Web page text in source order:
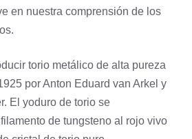
en nuestra comprensión de los
torio metálico de alta pureza
por Anton Eduard van Arkel y
El yoduro de torio se
de tungsteno al rojo vivo